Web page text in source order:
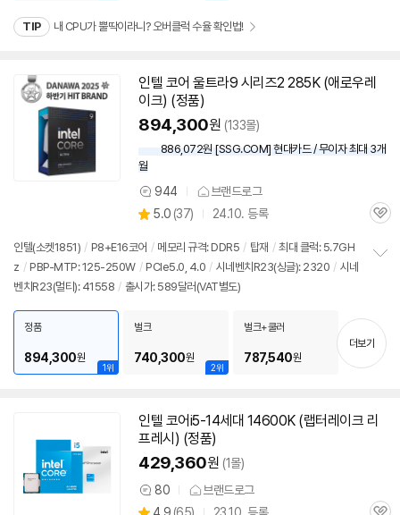
TIP 내 CPU가 뿔딱이라니? 오버클럭 수율 확인법!
인텔 코어 울트라9 시리즈2 285K (애로우레
이크) (정품)
894,300원 (133몰)
886,072원 [SSG.COM] 현대카드 / 무이자 최대 3개
월
상
품
견
944 브랜드로그
별
점
5.0 (상
리
뷰
37) 24.10. 등록
관
인텔(소켓1851) / P8+E16코어 / 메모리 규격: DDR5 / 탑재 / 최대 클럭: 5.7GH
z / PBP-MTP: 125-250W / PCIe5.0, 4.0 / 시네벤치R23(싱글): 2320 / 시네
벤치R23(멀티): 41558 / 출시가: 589달러(VAT별도)
기
1위
정품
894,300원
2위
벌크
740,300원
벌크+쿨러
787,540원
더보기
인텔 코어i5-14세대 14600K (랩터레이크 리
프레시) (정품)
429,360원 (1몰)
상 80 브랜드로그
상